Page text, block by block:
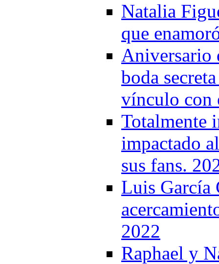
Natalia
que
Aniversario
boda
vínculo con
Totalmente
impactado
sus fans.
Luis García
2022
Raphael y